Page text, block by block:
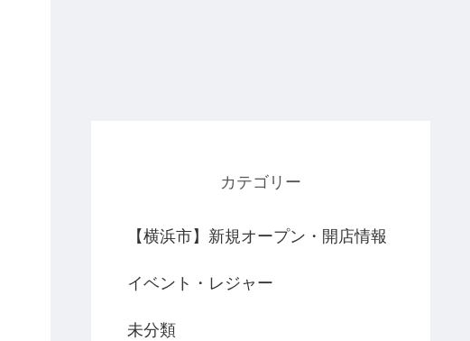
カテゴリー
【横浜市】新規オープン・開店情報
イベント・レジャー
未分類